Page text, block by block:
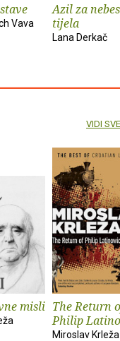
Vava
Azil za
tijela
Lana Derkač
misli The Return
Philip
Miroslav Krleža
VIDI